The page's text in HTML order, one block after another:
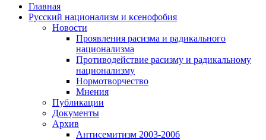
Главная
Русский национализм и ксенофобия
Новости
Проявления расизма и радикального
национализма
Противодействие расизму и радикальному
национализму
Нормотворчество
Мнения
Публикации
Документы
Архив
Антисемитизм 2003-2006